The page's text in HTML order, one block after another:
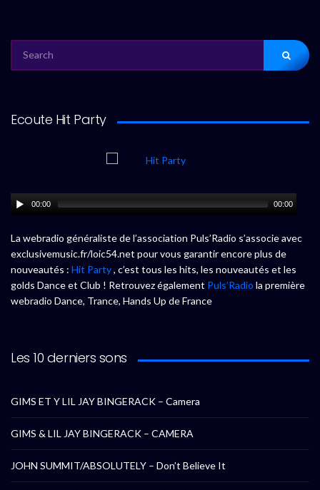
FOR:
Ecoute Hit Party
00:00 00:00
La webradio généraliste de l’association Puls’Radio s’associe avec
exclusivemusic.fr/loic54.net pour vous garantir encore plus de
nouveautés : Hit Party, c’est tous les hits, les nouveautés et les
golds Dance et Club ! Retrouvez également Puls’Radio la première
webradio Dance, Trance, Hands Up de France
Les 10 derniers sons
GIMS ET Y LIL JAY BINGERACK – Camera
GIMS & LIL JAY BINGERACK – CAMERA
JOHN SUMMIT/ABSOLUTELY – Don’t Believe It